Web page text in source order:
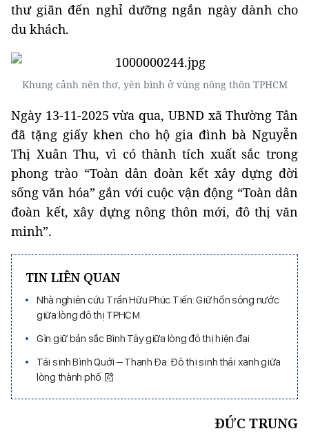
thư giãn đến nghỉ dưỡng ngắn ngày dành cho
du khách.
Khung cảnh nên thơ, yên bình ở vùng nông thôn TPHCM
Ngày 13-11-2025 vừa qua, UBND xã Thường Tân
đã tặng giấy khen cho hộ gia đình bà Nguyễn
Thị Xuân Thu, vì có thành tích xuất sắc trong
phong trào “Toàn dân đoàn kết xây dựng đời
sống văn hóa” gắn với cuộc vận động “Toàn dân
đoàn kết, xây dựng nông thôn mới, đô thị văn
minh”.
TIN LIÊN QUAN
Nhà nghiên cứu Trần Hữu Phúc Tiến: Giữ hồn sông nước
giữa lòng đô thị TPHCM
Gìn giữ bản sắc Bình Tây giữa lòng đô thị hiện đại
Tái sinh Bình Quới – Thanh Đa: Đô thị sinh thái xanh giữa
lòng thành phố
ĐỨC TRUNG